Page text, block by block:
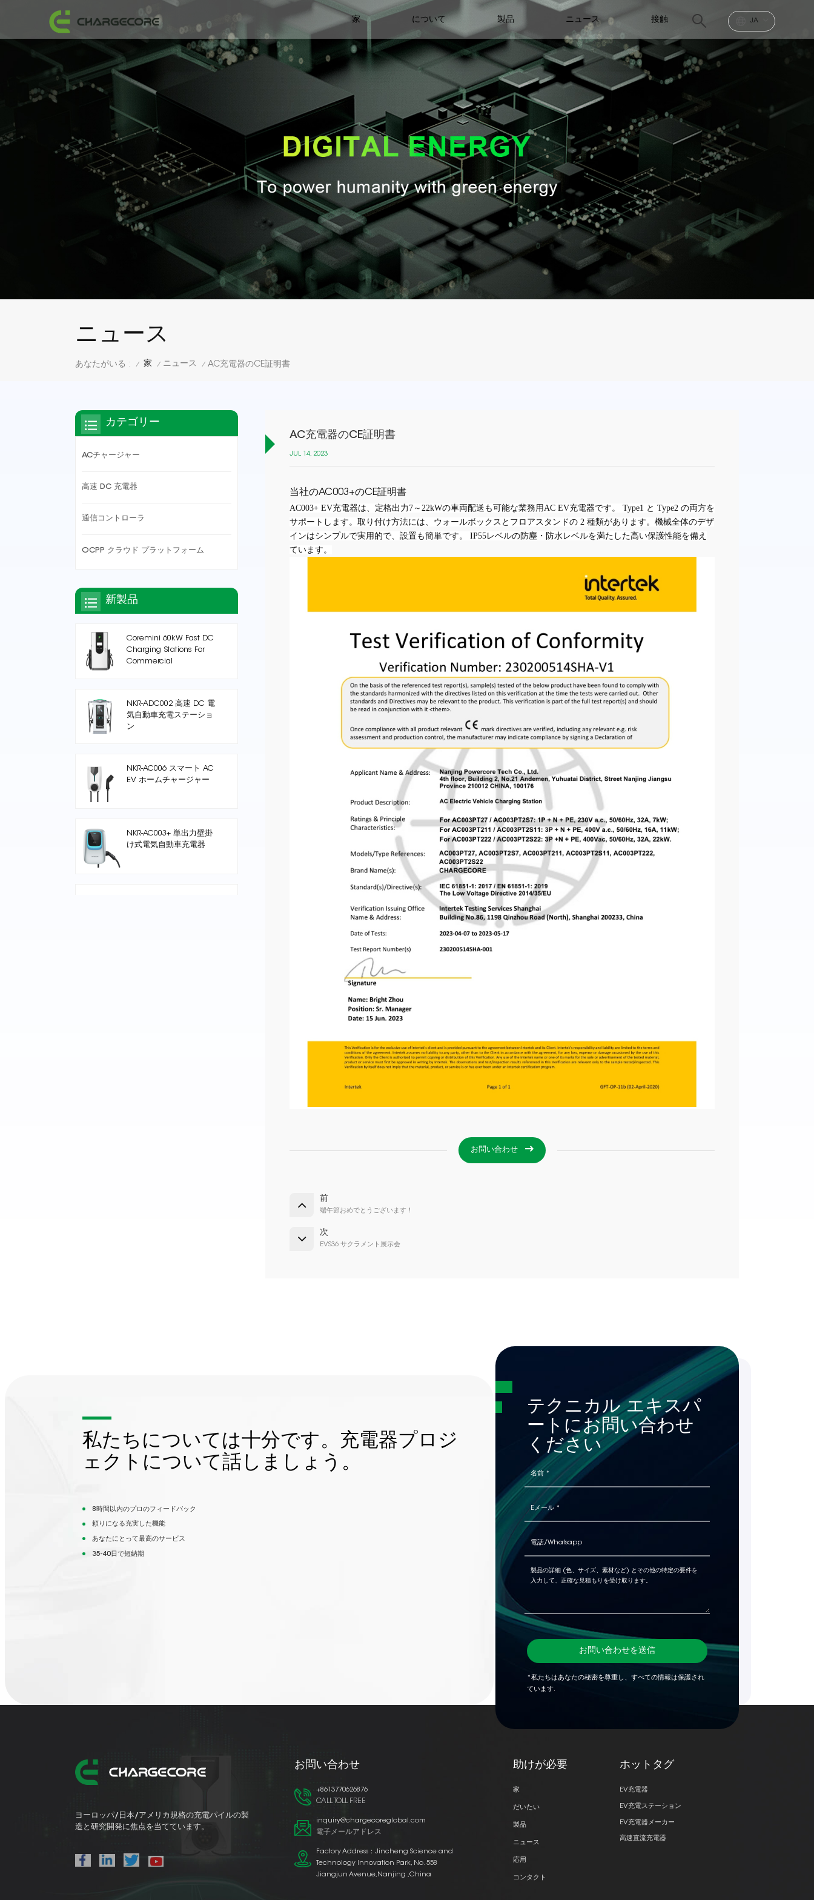
JA
家 について 製品 ニュース 接触
ニュース
あなたがいる : / 家 / ニュース / AC充電器のCE証明書
AC充電器のCE証明書
JUL 14, 2023
当社のAC003+のCE証明書
AC003+ EV充電器は、定格出力7～22kWの車両配送も可能な業務用AC EV充電器です。 Type1 と Type2 の両方を
サポートします。取り付け方法には、ウォールボックスとフロアスタンドの 2 種類があります。機械全体のデザ
インはシンプルで実用的で、設置も簡単です。 IP55レベルの防塵・防水レベルを満たした高い保護性能を備え
ています。
お問い合わせ
前
端午節おめでとうございます！
次
EVS36 サクラメント展示会
カテゴリー
ACチャージャー
高速 DC 充電器
通信コントローラ
OCPP クラウド プラットフォーム
新製品
Coremini 60kW Fast DC
Charging Stations For
Commercial
NKR-ADC002 高速 DC 電
気自動車充電ステーショ
ン
NKR-AC006 スマート AC
EV ホームチャージャー
NKR-AC003+ 単出力壁掛
け式電気自動車充電器
私たちについては十分です。充電器プロジ
ェクトについて話しましょう。
8時間以内のプロのフィードバック
頼りになる充実した機能
あなたにとって最高のサービス
35-40日で短納期
テクニカル エキスパ
ートにお問い合わせ
ください
お問い合わせを送信
*私たちはあなたの秘密を尊重し、すべての情報は保護され
ています.
ヨーロッパ/日本/アメリカ規格の充電パイルの製
造と研究開発に焦点を当てています。
お問い合わせ
+8613770626876
CALL TOLL FREE
inquiry@chargecoreglobal.com
電子メールアドレス
Factory Address：Jincheng Science and
Technology Innovation Park, No. 558
Jiangjun Avenue,Nanjing ,China
助けが必要
家
だいたい
製品
ニュース
応用
コンタクト
ホットタグ
EV充電器
EV充電ステーション
EV充電器メーカー
高速直流充電器